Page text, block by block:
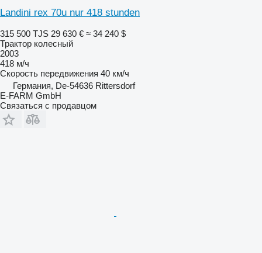
Landini rex 70u nur 418 stunden
315 500 TJS 29 630 € ≈ 34 240 $
Трактор колесный
2003
418 м/ч
Скорость передвижения 40 км/ч
Германия, De-54636 Rittersdorf
E-FARM GmbH
Связаться с продавцом